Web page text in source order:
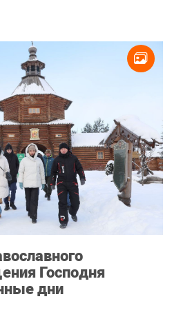
Господня
дни